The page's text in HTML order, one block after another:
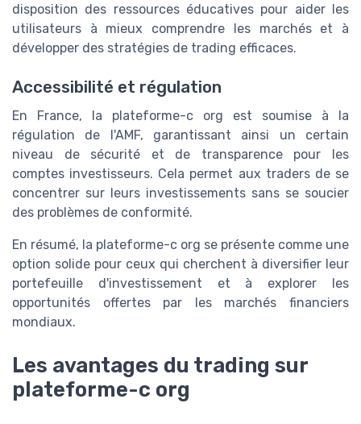
disposition des ressources éducatives pour aider les
utilisateurs à mieux comprendre les marchés et à
développer des stratégies de trading efficaces.
Accessibilité et régulation
En France, la plateforme-c org est soumise à la
régulation de l'AMF, garantissant ainsi un certain
niveau de sécurité et de transparence pour les
comptes investisseurs. Cela permet aux traders de se
concentrer sur leurs investissements sans se soucier
des problèmes de conformité.
En résumé, la plateforme-c org se présente comme une
option solide pour ceux qui cherchent à diversifier leur
portefeuille d'investissement et à explorer les
opportunités offertes par les marchés financiers
mondiaux.
Les avantages du trading sur
plateforme-c org